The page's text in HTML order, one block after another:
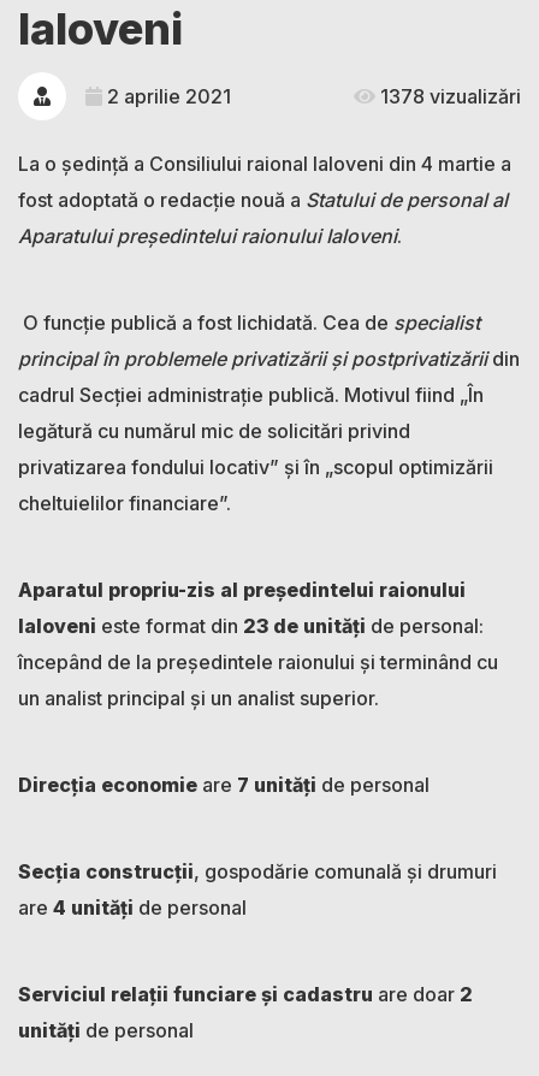
Ialoveni
2 aprilie 2021 1378 vizualizări
La o ședință a Consiliului raional Ialoveni din 4 martie a
fost adoptată o redacție nouă a Statului de personal al
Aparatului președintelui raionului Ialoveni.
O funcție publică a fost lichidată. Cea de specialist
principal în problemele privatizării și postprivatizăriidin
cadrul Secției administrație publică. Motivul fiind „În
legătură cu numărul mic de solicitări privind
privatizarea fondului locativ” și în „scopul optimizării
cheltuielilor financiare”.
Aparatul propriu-zis al președintelui raionului
Ialoveni este format din 23 de unități de personal:
începând de la președintele raionului și terminând cu
un analist principal și un analist superior.
Direcția economie are 7 unități de personal
Secția construcții, gospodărie comunală și drumuri
are 4 unități de personal
Serviciul relații funciare și cadastru are doar 2
unități de personal